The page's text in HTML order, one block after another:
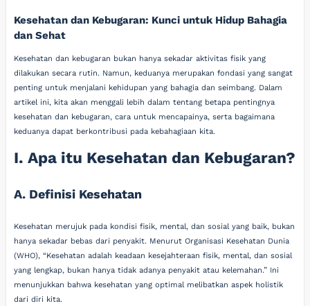
Kesehatan dan Kebugaran: Kunci untuk Hidup Bahagia
dan Sehat
Kesehatan dan kebugaran bukan hanya sekadar aktivitas fisik yang
dilakukan secara rutin. Namun, keduanya merupakan fondasi yang sangat
penting untuk menjalani kehidupan yang bahagia dan seimbang. Dalam
artikel ini, kita akan menggali lebih dalam tentang betapa pentingnya
kesehatan dan kebugaran, cara untuk mencapainya, serta bagaimana
keduanya dapat berkontribusi pada kebahagiaan kita.
I. Apa itu Kesehatan dan Kebugaran?
A. Definisi Kesehatan
Kesehatan merujuk pada kondisi fisik, mental, dan sosial yang baik, bukan
hanya sekadar bebas dari penyakit. Menurut Organisasi Kesehatan Dunia
(WHO), “Kesehatan adalah keadaan kesejahteraan fisik, mental, dan sosial
yang lengkap, bukan hanya tidak adanya penyakit atau kelemahan.” Ini
menunjukkan bahwa kesehatan yang optimal melibatkan aspek holistik
dari diri kita.